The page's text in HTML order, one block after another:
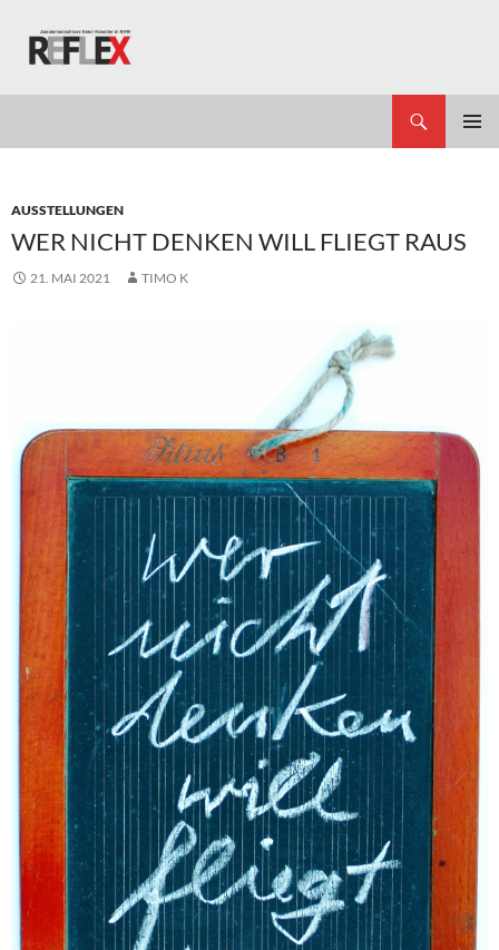
Inhalt
springen
AUSSTELLUNGEN
WER NICHT DENKEN WILL FLIEGT RAUS
21. MAI 2021 TIMO K